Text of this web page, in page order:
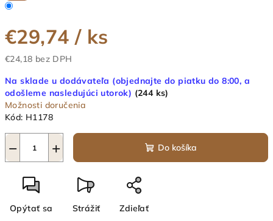
€29,74 / ks
€24,18 bez DPH
cena:
Na sklade u dodávateľa (objednajte do piatku do 8:00, a
odošleme nasledujúci utorok) (244 ks)
Možnosti doručenia
Kód: H1178
+
− Do košíka
Opýtať sa Strážiť Zdieľať